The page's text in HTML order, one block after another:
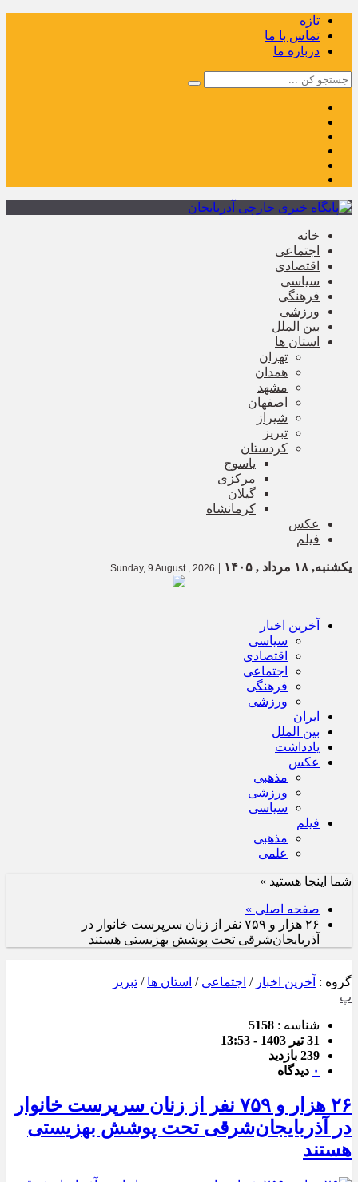
تازه
تماس با ما
درباره ما
خانه
اجتماعی
اقتصادی
سیاسی
فرهنگی
ورزشی
بین الملل
استان ها
تهران
همدان
مشهد
اصفهان
شیراز
تبریز
کردستان
یاسوج
مرکزی
گیلان
کرمانشاه
عکس
فیلم
یکشنبه, ۱۸ مرداد , ۱۴۰۵ |
Sunday, 9 August , 2026
آخرین اخبار
سیاسی
اقتصادی
اجتماعی
فرهنگی
ورزشی
ایران
بین الملل
یادداشت
عکس
مذهبی
ورزشی
سیاسی
فیلم
مذهبی
علمی
شما اینجا هستید »
صفحه اصلی »
۲۶ هزار و ۷۵۹ نفر از زنان سرپرست خانوار در
آذربایجان‌شرقی تحت پوشش بهزیستی هستند
گروه : آخرین اخبار / اجتماعی / استان ها / تبریز
پ
شناسه : 5158
31 تیر 1403 - 13:53
239 بازدید
۰ دیدگاه
۲۶ هزار و ۷۵۹ نفر از زنان سرپرست خانوار
در آذربایجان‌شرقی تحت پوشش بهزیستی
هستند